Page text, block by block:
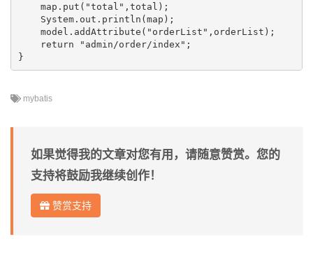
    map.put("total",total);
    System.out.println(map);
    model.addAttribute("orderList",orderList);
    return "admin/order/index";
}
mybatis
如果觉得我的文章对您有用，请随意赞赏。您的
支持将鼓励我继续创作！
赞赏支持